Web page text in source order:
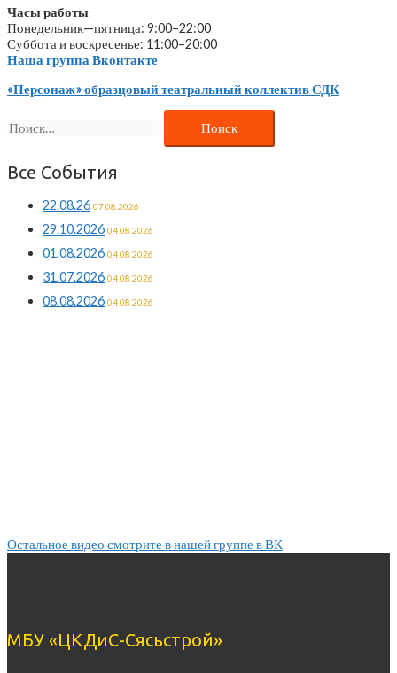
Часы работы
Понедельник—пятница: 9:00–22:00
Суббота и воскресенье: 11:00–20:00
Наша группа Вконтакте
«Персонаж» образцовый театральный коллектив СДК
Все События
22.08.26 07.08.2026
29.10.2026 04.08.2026
01.08.2026 04.08.2026
31.07.2026 04.08.2026
08.08.2026 04.08.2026
Остальное видео смотрите в нашей группе в ВК
МБУ «ЦКДиС-Сясьстрой»